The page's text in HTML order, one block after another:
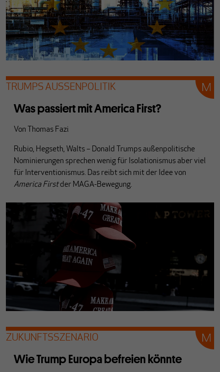
TRUMPS AUSSENPOLITIK
Was passiert mit America First?
Von Thomas Fazi
Rubio, Hegseth, Walts – Donald Trumps außenpolitische
Nominierungen sprechen wenig für Isolationismus aber viel
für Interventionismus. Das reibt sich mit der Idee von
America Firstder MAGA-Bewegung.
ZUKUNFTSSZENARIO
Wie Trump Europa befreien könnte